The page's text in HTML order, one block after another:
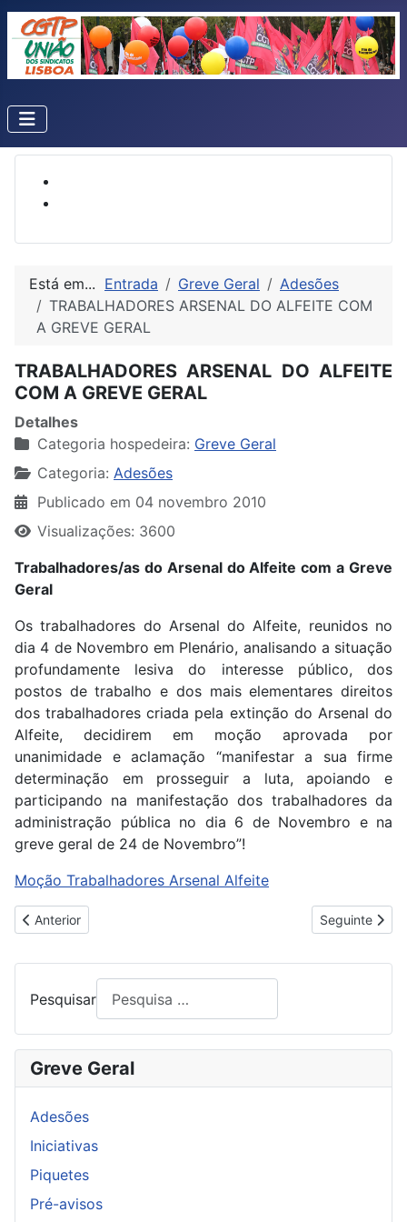
Está em... Entrada Greve Geral
Adesões
TRABALHADORES ARSENAL DO ALFEITE COM
A GREVE GERAL
TRABALHADORES ARSENAL DO ALFEITE
COM A GREVE GERAL
Detalhes
Categoria hospedeira: Greve Geral
Categoria: Adesões
Publicado em 04 novembro 2010
Visualizações: 3600
Trabalhadores/as do Arsenal do Alfeite com a Greve
Geral
Os trabalhadores do Arsenal do Alfeite, reunidos no
dia 4 de Novembro em Plenário, analisando a situação
profundamente lesiva do interesse público, dos
postos de trabalho e dos mais elementares direitos
dos trabalhadores criada pela extinção do Arsenal do
Alfeite, decidirem em moção aprovada por
unanimidade e aclamação “manifestar a sua firme
determinação em prosseguir a luta, apoiando e
participando na manifestação dos trabalhadores da
administração pública no dia 6 de Novembro e na
greve geral de 24 de Novembro”!
Moção Trabalhadores Arsenal Alfeite
Artigo anterior: ADESÃO DA TECNOVIA À GREVE GERAL
Anterior Artigo
Seguinte
Pesquisar
Greve Geral
Adesões
Iniciativas
Piquetes
Pré-avisos